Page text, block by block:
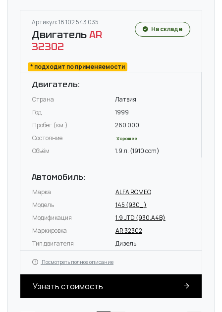
Артикул: 18 102 543 035
ДвигательAR
32302
* подходит по применяемости
На складе
Двигатель:
Страна
Латвия
Год
1999
Пробег (км.)
260 000
Состояние
Хорошее
Объём 1.9 л. (1910 ccm)
Автомобиль:
Марка
ALFA ROMEO
Модель
145 (930_)
Модификация
1.9 JTD (930.A4B)
Маркировка
AR 32302
Тип двигателя
Дизель
Посмотреть полное описание
Узнать стоимость